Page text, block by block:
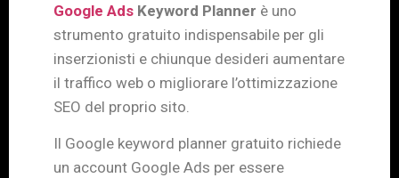
Google Ads Keyword Planner è uno
strumento gratuito indispensabile per gli
inserzionisti e chiunque desideri aumentare
il traffico web o migliorare l’ottimizzazione
SEO del proprio sito.
Il Google keyword planner gratuito richiede
un account Google Ads per essere